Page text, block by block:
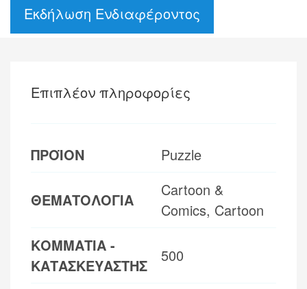
Εκδήλωση Ενδιαφέροντος
Επιπλέον πληροφορίες
ΠΡΟΪΟΝ Puzzle
ΘΕΜΑΤΟΛΟΓΙΑ
Cartoon &
Comics, Cartoon
ΚΟΜΜΑΤΙΑ -
ΚΑΤΑΣΚΕΥΑΣΤΗΣ
500